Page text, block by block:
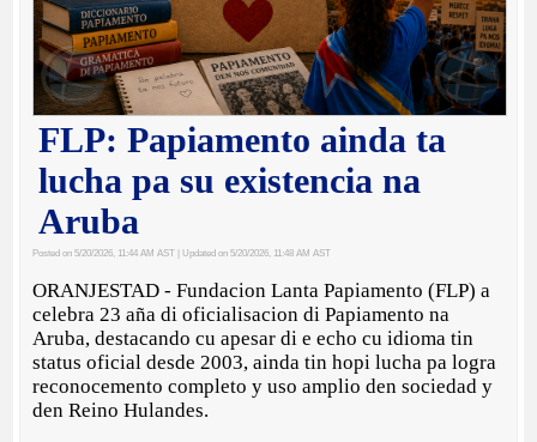
FLP: Papiamento ainda ta
lucha pa su existencia na
Aruba
Posted on 5/20/2026, 11:44 AM AST | Updated on 5/20/2026, 11:48 AM AST
ORANJESTAD - Fundacion Lanta Papiamento (FLP) a
celebra 23 aña di oficialisacion di Papiamento na
Aruba, destacando cu apesar di e echo cu idioma tin
status oficial desde 2003, ainda tin hopi lucha pa logra
reconocemento completo y uso amplio den sociedad y
den Reino Hulandes.